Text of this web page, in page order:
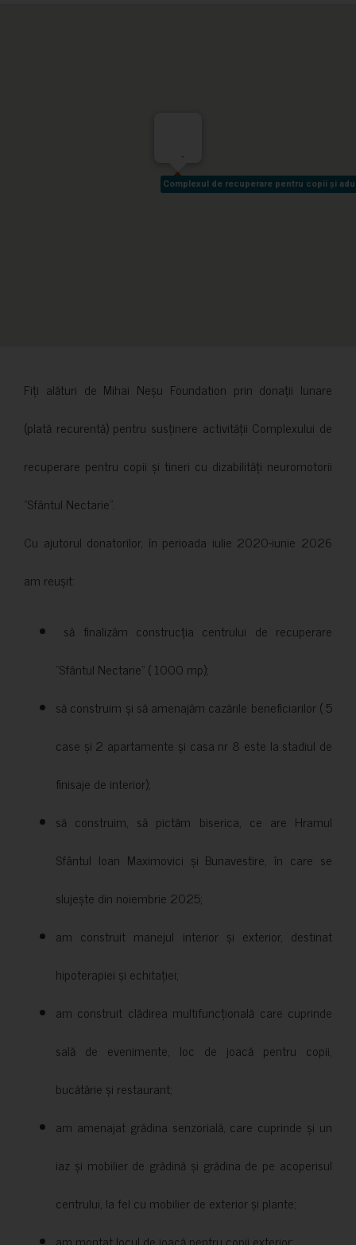
Complexul de recuperare pentru copii și
Complexul de recuperare pentru copii și
-
Fiți alături de Mihai Neșu Foundation prin donații lunare
(plată recurentă) pentru susținere activității Complexului de
recuperare pentru copii și tineri cu dizabilități neuromotorii
”Sfântul Nectarie”.
Cu ajutorul donatorilor, în perioada iulie 2020-iunie 2026
am reușit:
să finalizăm construcția centrului de recuperare
”Sfântul Nectarie” ( 1000 mp);
să construim și să amenajăm cazările beneficiarilor ( 5
case și 2 apartamente și casa nr 8 este la stadiul de
finisaje de interior);
să construim, să pictăm biserica, ce are Hramul
Sfântul Ioan Maximovici și Bunavestire, în care se
slujește din noiembrie 2025;
am construit manejul interior și exterior, destinat
hipoterapiei și echitației;
am construit clădirea multifuncțională care cuprinde
sală de evenimente, loc de joacă pentru copii,
bucătărie și restaurant;
am amenajat grădina senzorială, care cuprinde și un
iaz și mobilier de grădină și grădina de pe acoperisul
centrului, la fel cu mobilier de exterior și plante;